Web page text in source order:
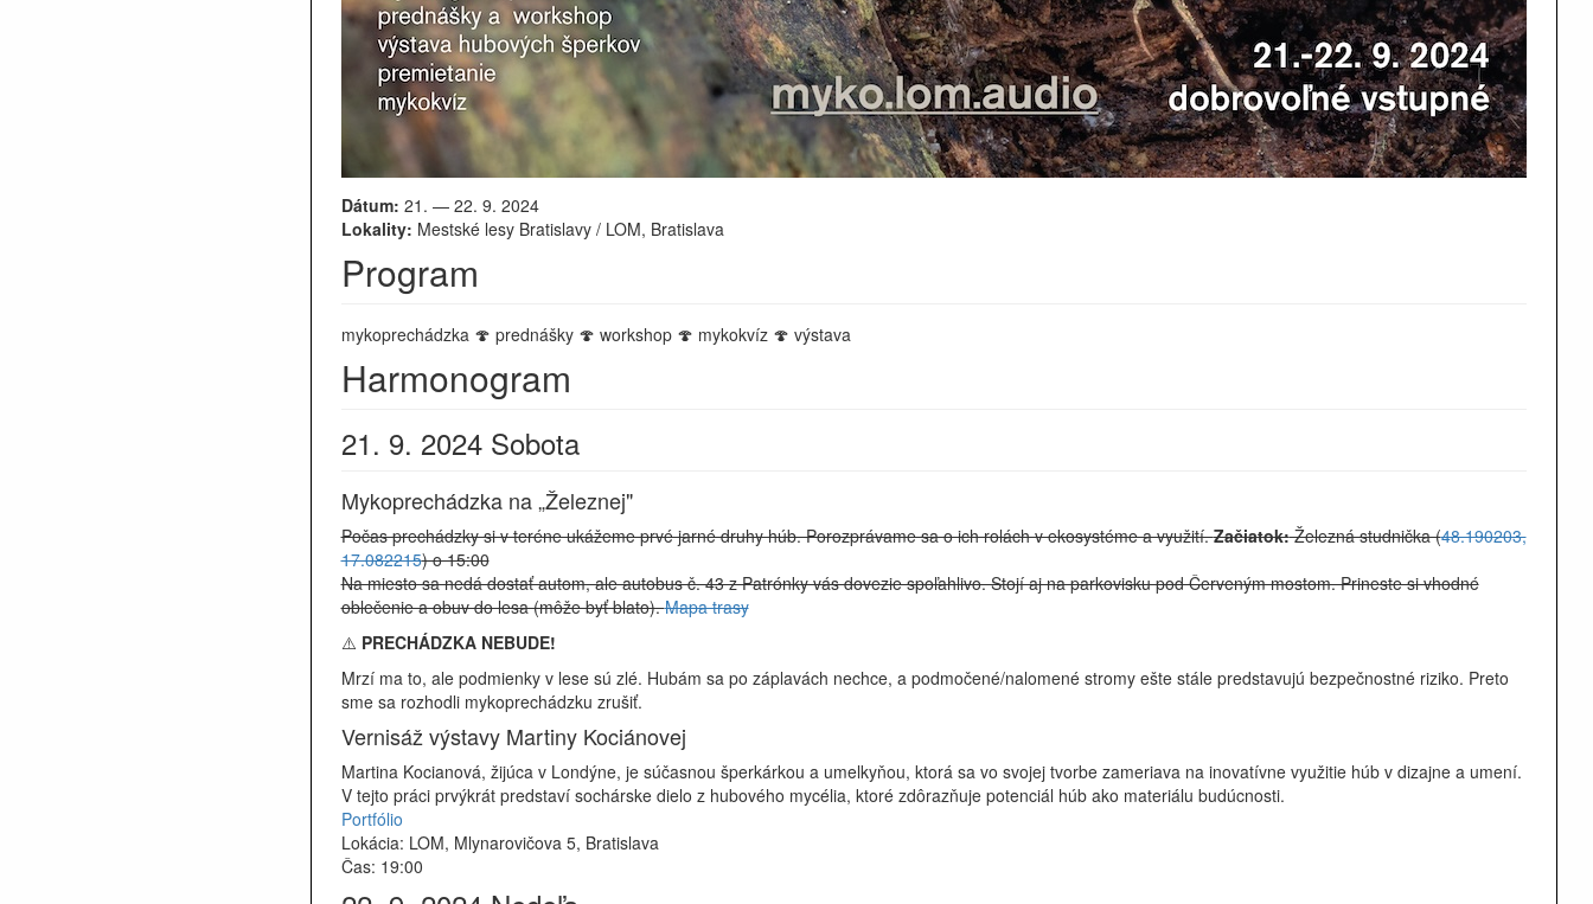
Dátum: 21. — 22. 9. 2024
Lokality: Mestské lesy Bratislavy / LOM, Bratislava
Program
mykoprechádzka 🍄 prednášky 🍄 workshop 🍄 mykokvíz 🍄 výstava
Harmonogram
21. 9. 2024 Sobota
Mykoprechádzka na „Železnej"
Počas prechádzky si v teréne ukážeme prvé jarné druhy húb. Porozprávame sa o ich rolách v ekosystéme a využití.Začiatok:Železná studnička (48.190203,
17.082215) o 15:00
Na miesto sa nedá dostať autom, ale autobus č. 43 z Patrónky vás dovezie spoľahlivo. Stojí aj na parkovisku pod Červeným mostom. Prineste si vhodné
oblečenie a obuv do lesa (môže byť blato).Mapa trasy
⚠️ PRECHÁDZKA NEBUDE!
Mrzí ma to, ale podmienky v lese sú zlé. Hubám sa po záplavách nechce, a podmočené/nalomené stromy ešte stále predstavujú bezpečnostné riziko. Preto
sme sa rozhodli mykoprechádzku zrušiť.
Vernisáž výstavy Martiny Kociánovej
Martina Kocianová, žijúca v Londýne, je súčasnou šperkárkou a umelkyňou, ktorá sa vo svojej tvorbe zameriava na inovatívne využitie húb v dizajne a umení.
V tejto práci prvýkrát predstaví sochárske dielo z hubového mycélia, ktoré zdôrazňuje potenciál húb ako materiálu budúcnosti.
Portfólio
Lokácia: LOM, Mlynarovičova 5, Bratislava
Čas: 19:00